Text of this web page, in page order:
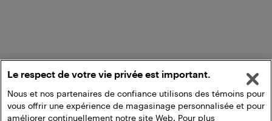
Le respect de votre vie privée est important.
Nous et nos partenaires de confiance utilisons des témoins pour
vous offrir une expérience de magasinage personnalisée et pour
améliorer continuellement notre site Web. Pour plus